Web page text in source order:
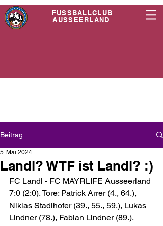
FUSSBALLCLUB
AUSSEERLAND
Beitrag
Landl? WTF ist Landl? :)
5. Mai 2024
FC Landl - FC MAYRLIFE Ausseerland
7:0 (2:0). Tore: Patrick Arrer (4., 64.),
Niklas Stadlhofer (39., 55., 59.), Lukas
Lindner (78.), Fabian Lindner (89.).